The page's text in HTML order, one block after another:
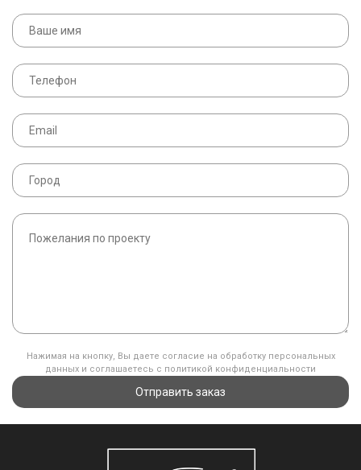
Нажимая на кнопку, Вы даете согласие на обработку персональных
данных и соглашаетесь с политикой конфиденциальности
Отправить заказ